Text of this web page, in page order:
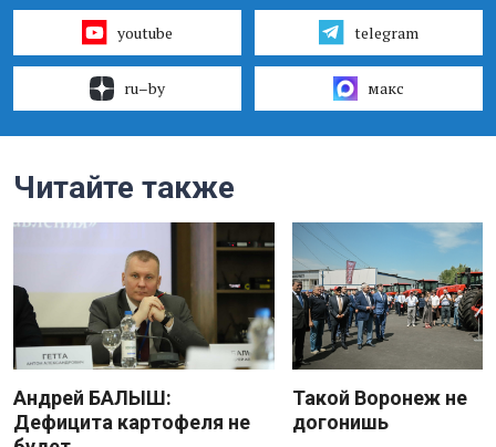
youtube telegram
ru–by макс
Читайте также
Андрей БАЛЫШ:
Дефицита картофеля не
Такой Воронеж не
догонишь